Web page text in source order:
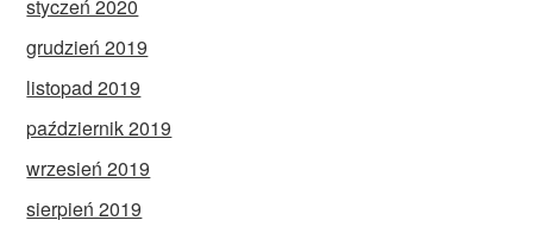
styczeń 2020
grudzień 2019
listopad 2019
październik 2019
wrzesień 2019
sierpień 2019